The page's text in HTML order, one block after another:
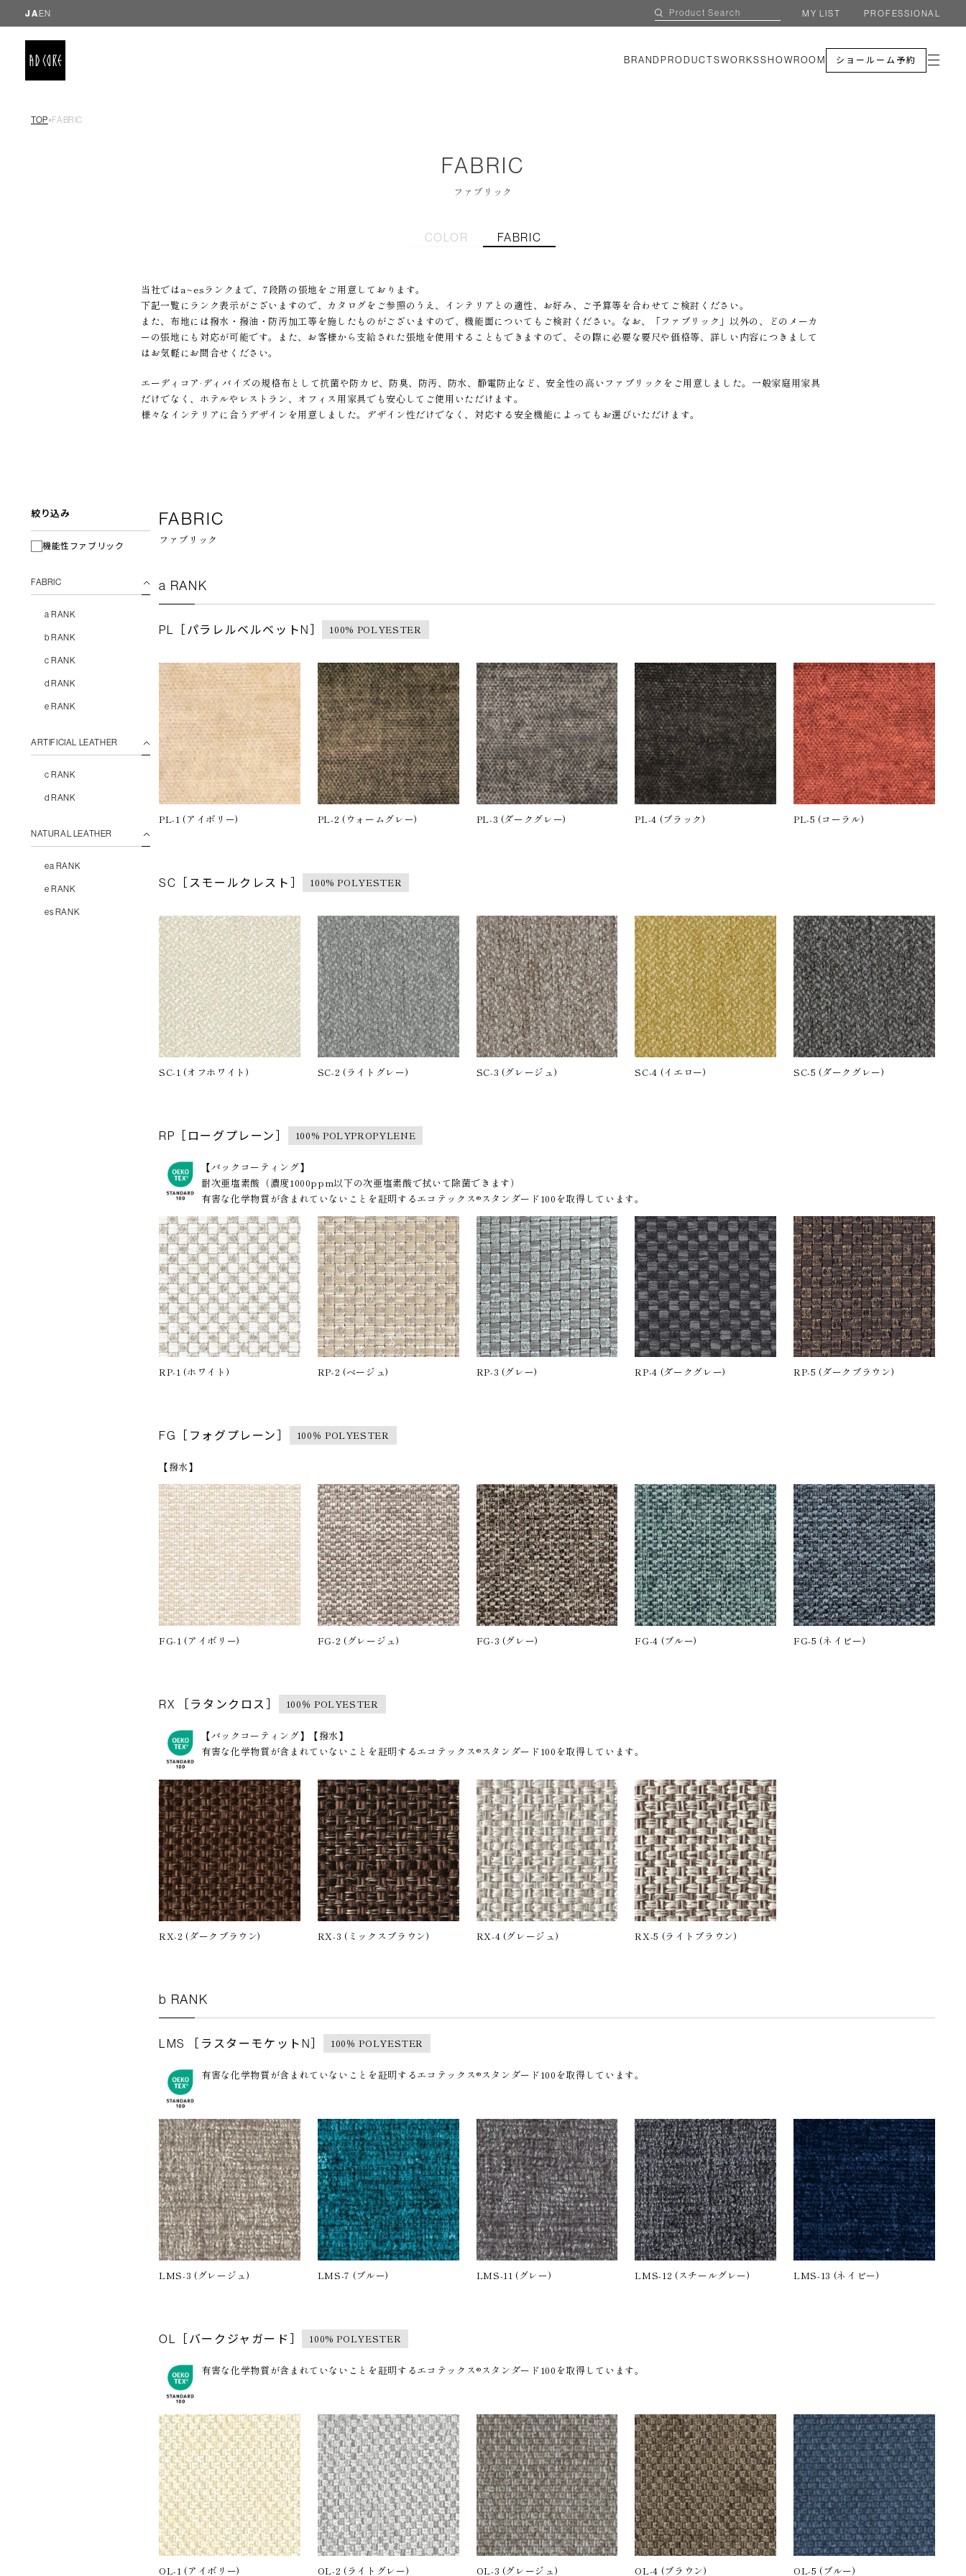
EN
JA MY LIST PROFESSIONAL
BRAND PRODUCTSWORKSSHOWROOM ショールーム予約
TOP＞FABRIC
FABRIC
ファブリック
COLOR FABRIC
当社ではa~esランクまで、7段階の張地をご用意しております。
下記一覧にランク表示がございますので、カタログをご参照のうえ、インテリアとの適性、お好み、ご予算等を合わせてご検討ください。
また、布地には撥水・撥油・防汚加工等を施したものがございますので、機能面についてもご検討ください。なお、「ファブリック」以外の、どのメーカ
ーの張地にも対応が可能です。また、お客様から支給された張地を使用することもできますので、その際に必要な要尺や価格等、詳しい内容につきまして
はお気軽にお問合せください。
エーディコア·ディバイズの規格布として抗菌や防カビ、防臭、防汚、防水、静電防止など、安全性の高いファブリックをご用意しました。一般家庭用家具
だけでなく、ホテルやレストラン、オフィス用家具でも安心してご使用いただけます。
様々なインテリアに合うデザインを用意しました。デザイン性だけでなく、対応する安全機能によってもお選びいただけます。
絞り込み
機能性ファブリック
FABRIC
a RANK
b RANK
c RANK
d RANK
e RANK
ARTIFICIAL LEATHER
c RANK
d RANK
NATURAL LEATHER
ea RANK
e RANK
es RANK
FABRIC
ファブリック
a RANK
PL［パラレルベルベットN］ 100% POLYESTER
PL-1 (アイボリー) PL-2 (ウォームグレー) PL-3 (ダークグレー) PL-4 (ブラック) PL-5 (コーラル)
SC［スモールクレスト］ 100% POLYESTER
SC-1 (オフホワイト) SC-2 (ライトグレー) SC-3 (グレージュ) SC-4 (イエロー) SC-5 (ダークグレー)
RP［ローグプレーン］ 100% POLYPROPYLENE
【バックコーティング】
耐次亜塩素酸（濃度1000ppm以下の次亜塩素酸で拭いて除菌できます）
有害な化学物質が含まれていないことを証明するエコテックス®︎スタンダード100を取得しています。
RP-1 (ホワイト) RP-2 (ベージュ) RP-3 (グレー) RP-4 (ダークグレー) RP-5 (ダークブラウン)
FG［フォグプレーン］ 100％ POLYESTER
【撥水】
FG-1 (アイボリー) FG-2 (グレージュ) FG-3 (グレー) FG-4 (ブルー) FG-5 (ネイビー)
RX ［ラタンクロス］ 100％ POLYESTER
【バックコーティング】【撥水】
有害な化学物質が含まれていないことを証明するエコテックス®︎スタンダード100を取得しています。
RX-2 (ダークブラウン) RX-3 (ミックスブラウン) RX-4 (グレージュ) RX-5 (ライトブラウン)
b RANK
LMS ［ラスターモケットN］ 100％ POLYESTER
有害な化学物質が含まれていないことを証明するエコテックス®︎スタンダード100を取得しています。
LMS-3 (グレージュ) LMS-7 (ブルー) LMS-11 (グレー) LMS-12 (スチールグレー) LMS-13 (ネイビー)
OL［バークジャガード］ 100% POLYESTER
有害な化学物質が含まれていないことを証明するエコテックス®︎スタンダード100を取得しています。
OL-1 (アイボリー) OL-2 (ライトグレー) OL-3 (グレージュ) OL-4 (ブラウン) OL-5 (ブルー)